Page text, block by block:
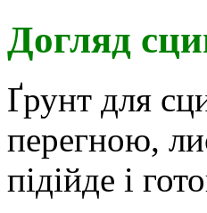
Догляд
Ґрунт для
перегною,
підійде і